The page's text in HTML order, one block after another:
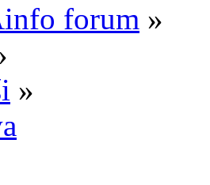
forum »
»